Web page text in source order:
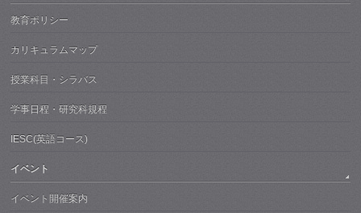
教育ポリシー
カリキュラムマップ
授業科目・シラバス
学事日程・研究科規程
IESC(英語コース)
イベント
イベント開催案内